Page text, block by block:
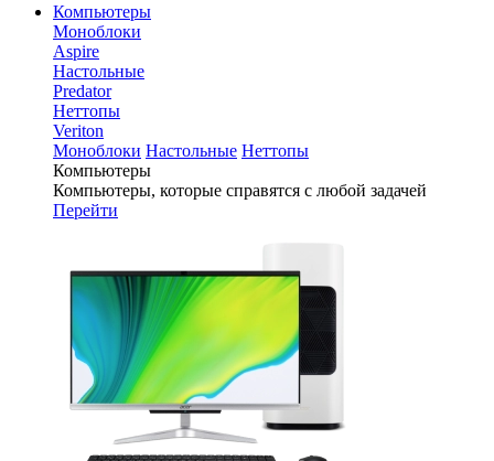
Компьютеры
Моноблоки
Aspire
Настольные
Predator
Неттопы
Veriton
Моноблоки Настольные Неттопы
Компьютеры
Компьютеры, которые справятся с любой задачей
Перейти